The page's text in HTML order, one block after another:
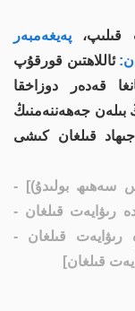
قىلىپ، پەيغەمبەر
ئاللاھتىن قورقۇپ
قەدەر دوزاخقا
بىلەن جەھەننەمنىڭ
جىھاد قىلغان كىشى
سەھىھ بولىدۇ)]
-
رىۋايەت قىلغان -
رىۋايەت قىلغان -
قىلغان]